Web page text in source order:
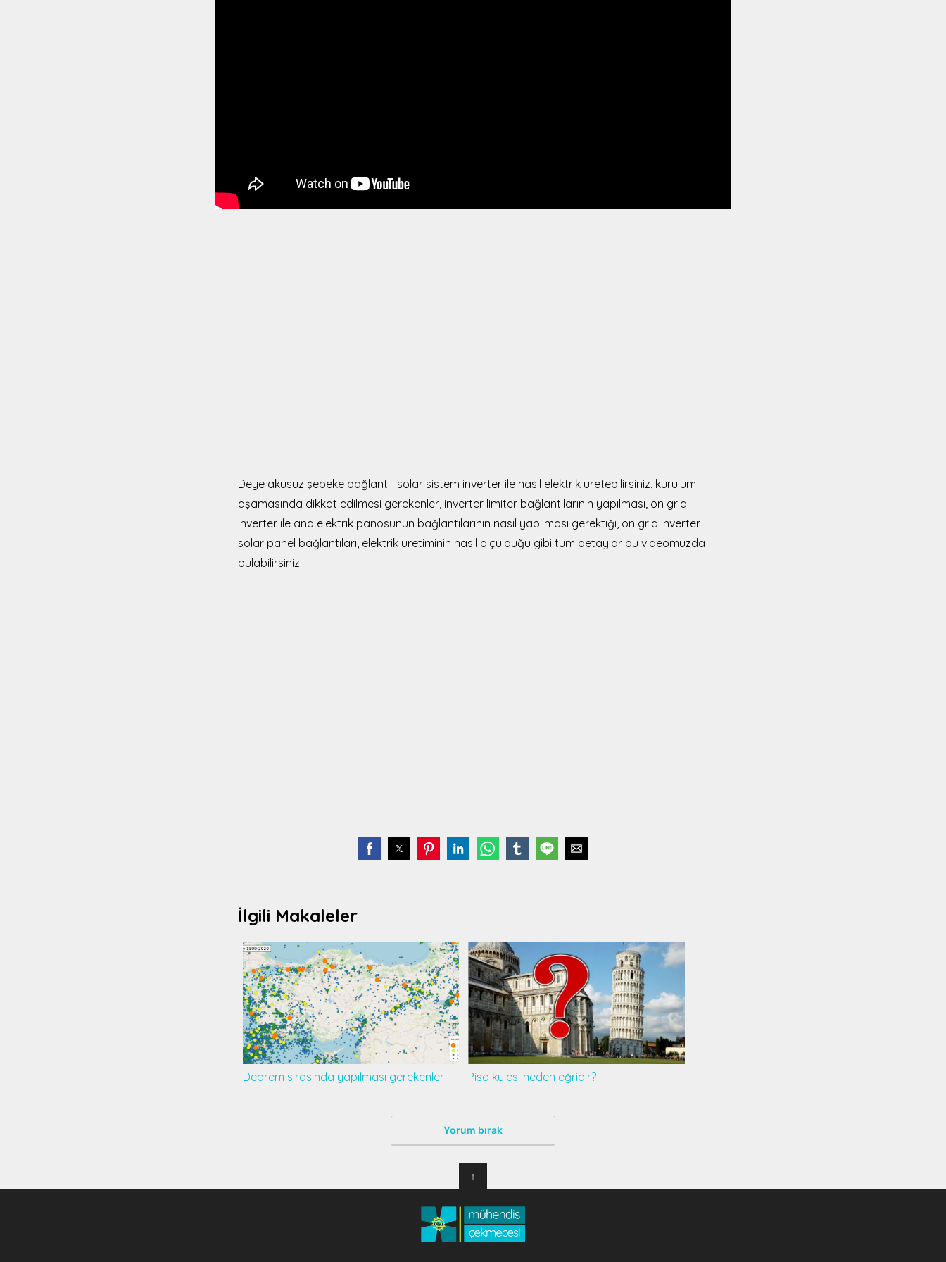
Deye aküsüz şebeke bağlantılı solar sistem inverter ile nasıl elektrik üretebilirsiniz, kurulum
aşamasında dikkat edilmesi gerekenler, inverter limiter bağlantılarının yapılması, on grid
inverter ile ana elektrik panosunun bağlantılarının nasıl yapılması gerektiği, on grid inverter
solar panel bağlantıları, elektrik üretiminin nasıl ölçüldüğü gibi tüm detaylar bu videomuzda
bulabilirsiniz.
İlgili Makaleler
Deprem sırasında yapılması gerekenler Pisa kulesi neden eğridir?
Yorum bırak
↑